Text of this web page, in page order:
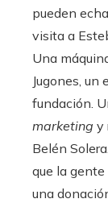
pueden
visita a
Una
Jugones, un
fundación.
marketing y
Belén
que la
una